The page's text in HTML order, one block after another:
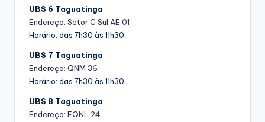
UBS 6 Taguatinga
Endereço: Setor C Sul AE 01
Horário: das 7h30 às 11h30
UBS 7 Taguatinga
Endereço: QNM 36
Horário: das 7h30 às 11h30
UBS 8 Taguatinga
Endereço: EQNL 24